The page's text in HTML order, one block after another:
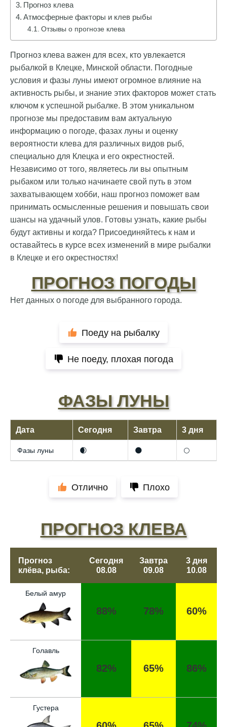
Прогноз клева
Атмосферные факторы и клев рыбы
Отзывы о прогнозе клева
Прогноз клева важен для всех, кто увлекается
рыбалкой в Клецке, Минской области. Погодные
условия и фазы луны имеют огромное влияние на
активность рыбы, и знание этих факторов может стать
ключом к успешной рыбалке. В этом уникальном
прогнозе мы предоставим вам актуальную
информацию о погоде, фазах луны и оценку
вероятности клева для различных видов рыб,
специально для Клецка и его окрестностей.
Независимо от того, являетесь ли вы опытным
рыбаком или только начинаете свой путь в этом
захватывающем хобби, наш прогноз поможет вам
принимать осмысленные решения и повышать свои
шансы на удачный улов. Готовы узнать, какие рыбы
будут активны и когда? Присоединяйтесь к нам и
оставайтесь в курсе всех изменений в мире рыбалки
в Клецке и его окрестностях!
ПРОГНОЗ ПОГОДЫ
Нет данных о погоде для выбранного города.
Поеду на рыбалку
Не поеду, плохая погода
ФАЗЫ ЛУНЫ
Дата Сегодня Завтра 3 дня
Фазы луны 🌒 🌑 🌕
Отлично Плохо
ПРОГНОЗ КЛЕВА
Прогноз
клёва, рыба:
Сегодня
08.08
Завтра
09.08
3 дня
10.08
Белый амур
88% 78% 60%
Голавль
82% 65% 86%
Густера